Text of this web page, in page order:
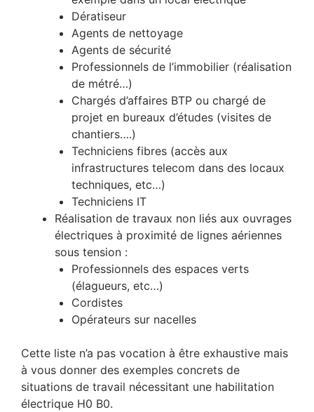
Dératiseur
Agents de nettoyage
Agents de sécurité
Professionnels de l’immobilier (réalisation
de métré…)
Chargés d’affaires BTP ou chargé de
projet en bureaux d’études (visites de
chantiers….)
Techniciens fibres (accès aux
infrastructures telecom dans des locaux
techniques, etc…)
Techniciens IT
Réalisation de travaux non liés aux ouvrages
électriques à proximité de lignes aériennes
sous tension :
Professionnels des espaces verts
(élagueurs, etc…)
Cordistes
Opérateurs sur nacelles
Cette liste n’a pas vocation à être exhaustive mais
à vous donner des exemples concrets de
situations de travail nécessitant une habilitation
électrique H0 B0.